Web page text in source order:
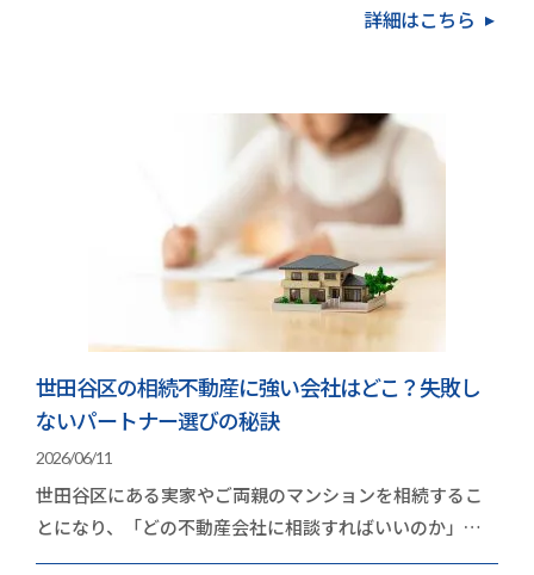
詳細はこちら
世田谷区の相続不動産に強い会社はどこ？失敗し
ないパートナー選びの秘訣
2026/06/11
世田谷区にある実家やご両親のマンションを相続するこ
とになり、「どの不動産会社に相談すればいいのか」と
立ち止まっていませんか。高く手放したいという思い…